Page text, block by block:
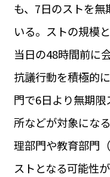
TAG
タグ
#パリ
#お土産 #トリ
#フランス郵便情報
#
#フランスの教育制度
#
#カルカッソンヌ
#フランス生活
#レシピ
#アルザス地方
#フラン
も、7日のストを
いる。ストの規模
当日の48時間前に
抗議行動を積極的
門で6日より無期
所などが対象にな
理部門や教育部門
ストとなる可能性